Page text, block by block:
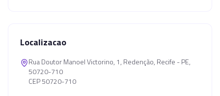
Localizacao
Rua Doutor Manoel Victorino, 1, Redenção, Recife - PE,
50720-710
CEP 50720-710